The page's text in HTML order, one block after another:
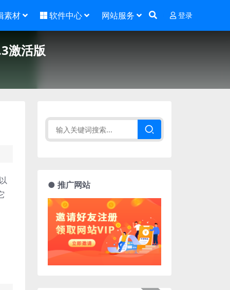
素材 软件中心 网站服务 登录
激活版
● 推广网站